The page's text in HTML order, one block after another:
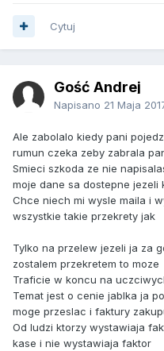
Cytuj
Gość Andrej
Napisano 21 Maja
Ale zabolalo kiedy pani
rumun czeka zeby zabrala
Smieci szkoda ze nie
moje dane sa dostepne jezeli
Chce niech mi wysle maila i
wszystkie takie przekrety jak
Tylko na przelew jezeli ja za
zostalem przekretem to moze
Traficie w koncu na
Temat jest o cenie jablka ja
moge przeslac i faktury
Od ludzi ktorzy wystawiaja
kase i nie wystawiaja faktor